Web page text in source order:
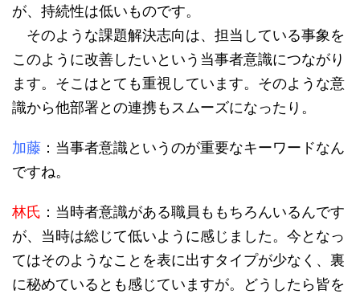
が、持続性は低いものです。
そのような課題解決志向は、担当している事象を
このように改善したいという当事者意識につながり
ます。そこはとても重視しています。そのような意
識から他部署との連携もスムーズになったり。
加藤 ：当事者意識というのが重要なキーワードなん
ですね。
林氏 ：当時者意識がある職員ももちろんいるんです
が、当時は総じて低いように感じました。今となっ
てはそのようなことを表に出すタイプが少なく、裏
に秘めているとも感じていますが。どうしたら皆を